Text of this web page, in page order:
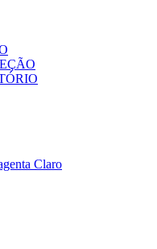
Claro